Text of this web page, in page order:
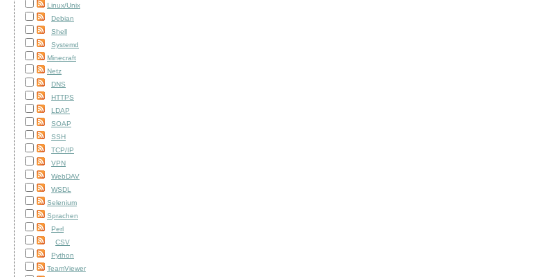
Linux/Unix
Debian
Shell
Systemd
Minecraft
Netz
DNS
HTTPS
LDAP
SOAP
SSH
TCP/IP
VPN
WebDAV
WSDL
Selenium
Sprachen
Perl
CSV
Python
TeamViewer